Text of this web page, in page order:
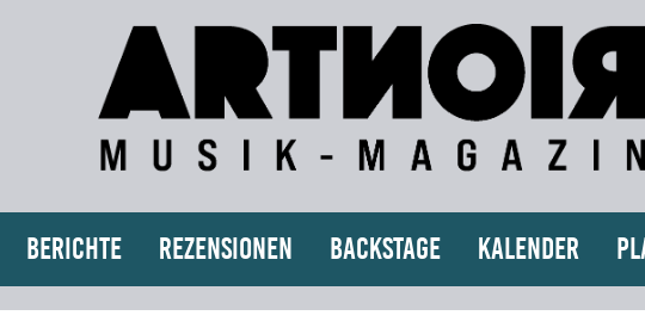
Berichte Rezensionen Backstage Kalender